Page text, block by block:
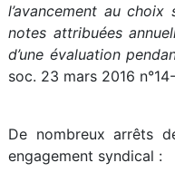
l’avancement au
notes attribuées
d’une évaluation
soc. 23 mars 2016
De nombreux arrêts
engagement syndical :